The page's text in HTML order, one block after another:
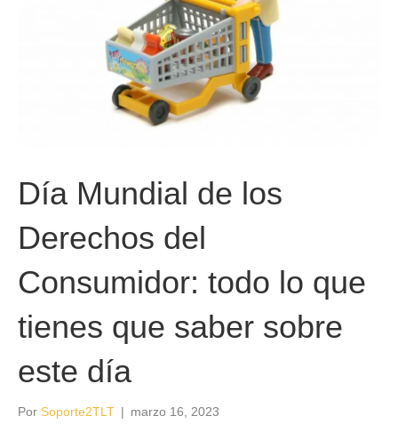
Día Mundial de los
Derechos del
Consumidor: todo lo que
tienes que saber sobre
este día
Por Soporte2TLT | marzo 16, 2023